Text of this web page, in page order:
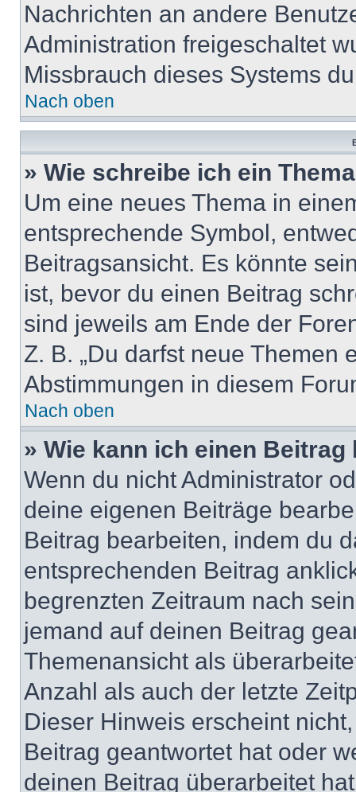
Nachrichten an andere
Administration freigeschaltet
Missbrauch dieses Systems
Nach oben
» Wie schreibe ich ein
Um eine neues Thema in
entsprechende Symbol,
Beitragsansicht. Es könnte
ist, bevor du einen Beitrag
sind jeweils am Ende der
Z. B. „Du darfst neue Themen
Abstimmungen in diesem
Nach oben
» Wie kann ich einen
Wenn du nicht Administrator
deine eigenen Beiträge
Beitrag bearbeiten, indem du
entsprechenden Beitrag
begrenzten Zeitraum nach
jemand auf deinen Beitrag
Themenansicht als
Anzahl als auch der letzte
Dieser Hinweis erscheint
Beitrag geantwortet hat oder
deinen Beitrag überarbeitet